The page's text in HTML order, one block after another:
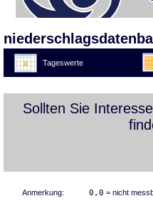
Tageswerte
Sollten Sie
Anmerkung: 0,0 = nicht